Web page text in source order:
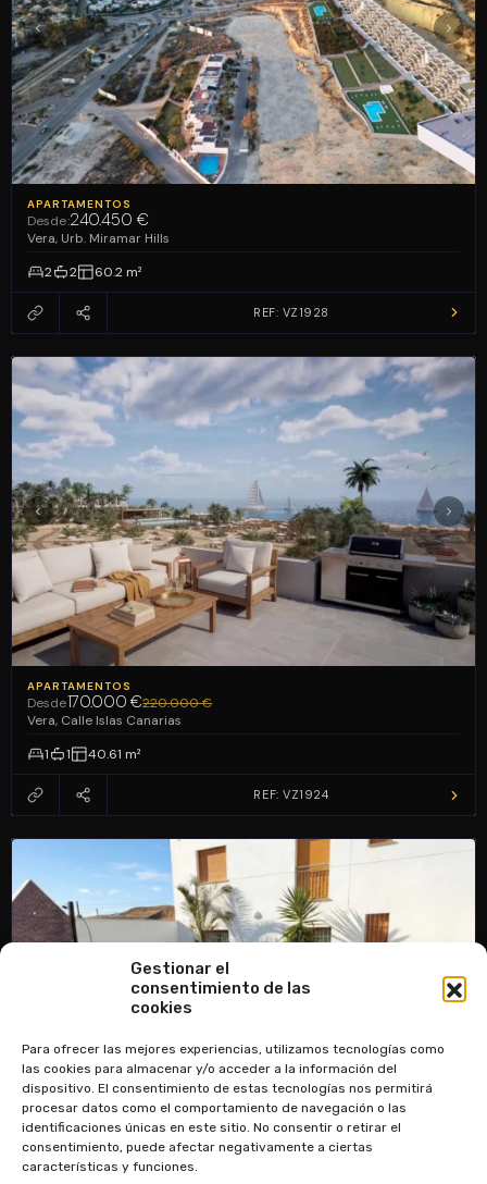
Gestionar el
consentimiento de las
cookies
Para ofrecer las mejores experiencias, utilizamos tecnologías como
las cookies para almacenar y/o acceder a la información del
dispositivo. El consentimiento de estas tecnologías nos permitirá
procesar datos como el comportamiento de navegación o las
identificaciones únicas en este sitio. No consentir o retirar el
consentimiento, puede afectar negativamente a ciertas
características y funciones.
APARTAMENTOS
Desde:240.450 €
Vera, Urb. Miramar Hills
2
2 60.2 m²
REF: VZ1928
APARTAMENTOS
Desde170.000 €220.000 €
Vera, Calle Islas Canarias
1
1 40.61 m²
REF: VZ1924
APARTAMENTOS